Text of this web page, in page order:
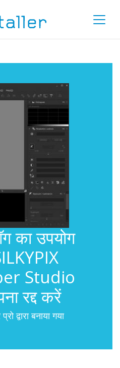
का उपयोग
Studio
रद्द करें
द्वारा बनाया गया